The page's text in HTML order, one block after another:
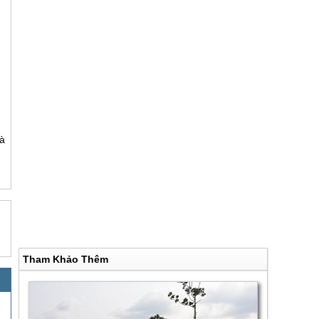
Tham Khảo Thêm